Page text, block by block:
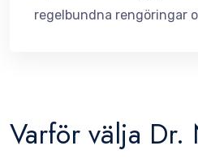
regelbundna rengöringar
Varför välja Dr.